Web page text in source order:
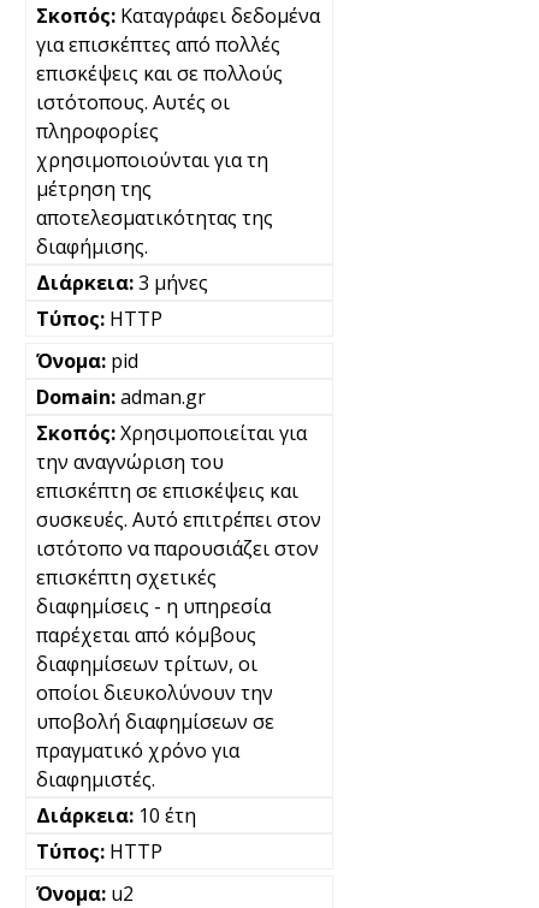
Καταγράφει δεδομένα
για επισκέπτες από πολλές
επισκέψεις και σε πολλούς
ιστότοπους. Αυτές οι
πληροφορίες
χρησιμοποιούνται για τη
μέτρηση της
αποτελεσματικότητας της
διαφήμισης.
3 μήνες
HTTP
pid
adman.gr
Χρησιμοποιείται για
την αναγνώριση του
επισκέπτη σε επισκέψεις και
συσκευές. Αυτό επιτρέπει στον
ιστότοπο να παρουσιάζει στον
επισκέπτη σχετικές
διαφημίσεις - η υπηρεσία
παρέχεται από κόμβους
διαφημίσεων τρίτων, οι
οποίοι διευκολύνουν την
υποβολή διαφημίσεων σε
πραγματικό χρόνο για
διαφημιστές.
10 έτη
HTTP
u2